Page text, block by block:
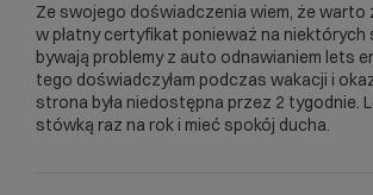
Ze swojego doświadczenia wiem, że
w płatny certyfikat ponieważ na niektórych
bywają problemy z auto odnawianiem lets
tego doświadczyłam podczas wakacji i
strona była niedostępna przez 2 tygodnie.
stówką raz na rok i mieć spokój ducha.